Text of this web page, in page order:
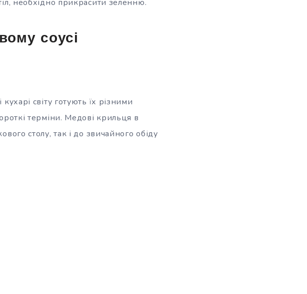
необхідно прикрасити зеленню.
соусі
світу готують їх різними
терміни. Медові крильця в
столу, так і до звичайного обіду